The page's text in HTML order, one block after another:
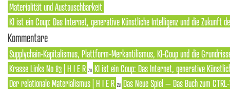
Materialität und Austauschbarkeit
KI ist ein Coup: Das Internet, generative Künstliche Intelligenz und die Zukunft
Kommentare
Supplychain-Kapitalismus, Plattform-Merkantilismus, KI-Coup und die
Krasse Links No 83 | H I E R zu KI ist ein Coup: Das Internet, generative
Der relationale Materialismus | H I E R zu Das Neue Spiel – Das Buch zum